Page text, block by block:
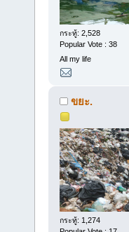
กระทู้: 2,528
Popular Vote : 38
All my life
ขยะ.
กระทู้: 1,274